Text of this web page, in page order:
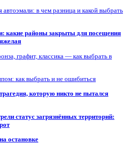
автоэмали: в чем разница и какой выбрать
какие районы закрыты для посещения
графит, классика — как выбрать в
как выбрать и не ошибиться
которую никто не пытался
статус загрязнённых территорий:
остановке